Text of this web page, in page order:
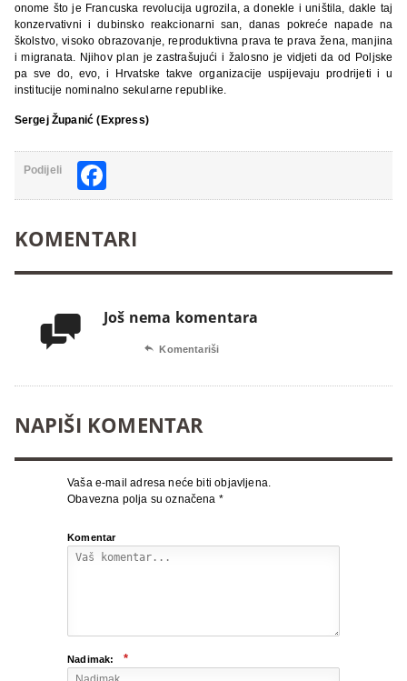
onome što je Francuska revolucija ugrozila, a donekle i uništila, dakle taj
konzervativni i dubinsko reakcionarni san, danas pokreće napade na
školstvo, visoko obrazovanje, reproduktivna prava te prava žena, manjina
i migranata. Njihov plan je zastrašujući i žalosno je vidjeti da od Poljske
pa sve do, evo, i Hrvatske takve organizacije uspijevaju prodrijeti i u
institucije nominalno sekularne republike.
Sergej Županić (Express)
Podijeli
KOMENTARI
 Još nema komentara
 Komentariši
NAPIŠI KOMENTAR
Vaša e-mail adresa neće biti objavljena.
Obavezna polja su označena *
Komentar
Nadimak: *